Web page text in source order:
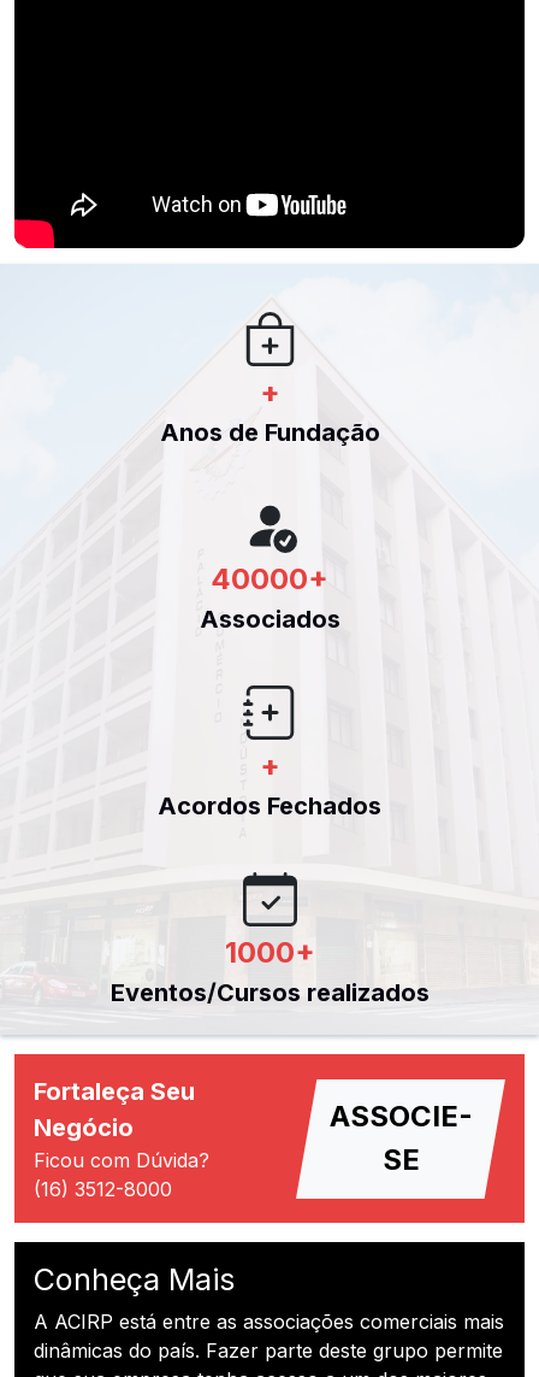
+
Anos de Fundação
40000+
Associados
+
Acordos Fechados
1000+
Eventos/Cursos realizados
Fortaleça Seu
Negócio
Ficou com Dúvida?
(16) 3512-8000
ASSOCIE-
SE
Conheça Mais
A ACIRP está entre as associações comerciais mais
dinâmicas do país. Fazer parte deste grupo permite